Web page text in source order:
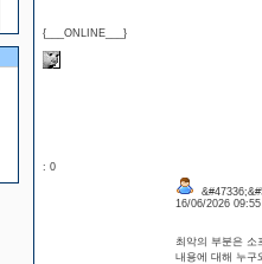
{___ONLINE___}
: 0
16/06/2026
최악의 부분은 소
내용에 대해 누구